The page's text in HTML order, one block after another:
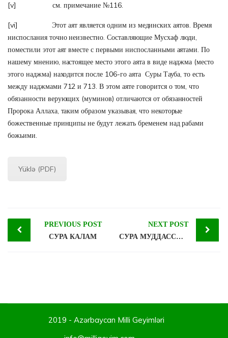
[v] см. примечание №116.
[vi]
Этот аят является одним из мединских аятов. Время
ниспослания точно неизвестно. Составляющие Мусхаф люди,
поместили этот аят вместе с первыми ниспосланными аятами. По
нашему мнению, настоящее место этого аята в виде наджма (место
этого наджма) находится после 106-го аята Суры Тауба, то есть
между наджмами 712 и 713. В этом аяте говорится о том, что
обязанности верующих (муминов) отличаются от обязанностей
Пророка Аллаха, таким образом указывая, что некоторые
божественные принципы не будут лежать бременем над рабами
божьими.
Yüklə (PDF)
Post
navigation
PREVIOUS POST
СУРА КАЛАМ
NEXT POST
СУРА МУДДАССИР и ФАТИХА
2019 - Azərbaycan Milli Geyimləri